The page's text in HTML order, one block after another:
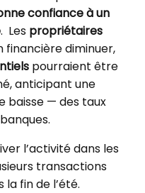
confiance à un
. Les propriétaires
diminuer,
pourraient être
anticipant une
baisse — des taux
l’activité dans les
transactions
fin de l’été.